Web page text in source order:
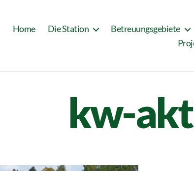
Home Die Station Betreuungsgebiete
kw-